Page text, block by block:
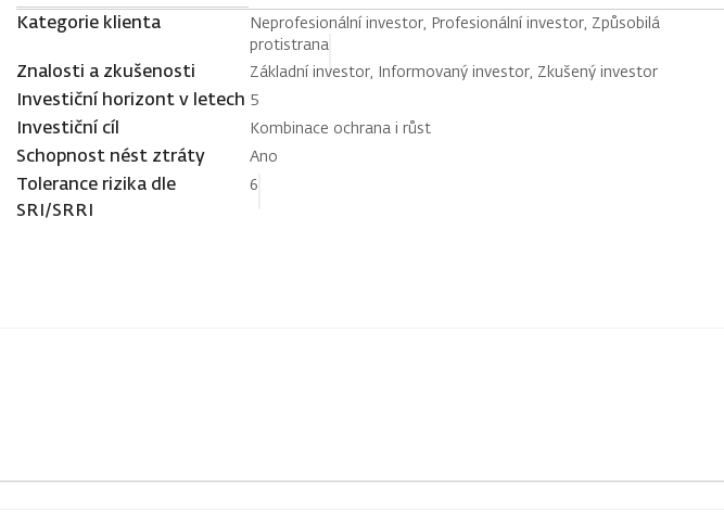
Kategorie klienta
Neprofesionální investor, Profesionální investor, Způsobilá
protistrana
Znalosti a zkušenosti Základní investor, Informovaný investor, Zkušený investor
Investiční horizont v letech 5
Investiční cíl Kombinace ochrana i růst
Schopnost nést ztráty Ano
Tolerance rizika dle
SRI/SRRI
6